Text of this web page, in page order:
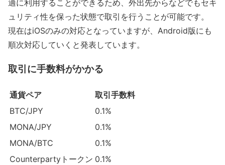
適に利用することができるため、外出先からなどでもセキ
ュリティ性を保った状態で取引を行うことが可能です。
現在はiOSのみの対応となっていますが、Android版にも
順次対応していくと発表しています。
取引に手数料がかかる
通貨ペア
取引手数料
BTC/JPY
0.1%
MONA/JPY
0.1%
MONA/BTC
0.1%
Counterpartyトークン 0.1%